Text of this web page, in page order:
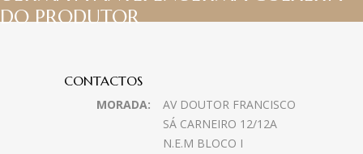
DO PRODUTOR
CONTACTOS
MORADA:
AV DOUTOR FRANCISCO
SÁ CARNEIRO 12/12A
N.E.M BLOCO I